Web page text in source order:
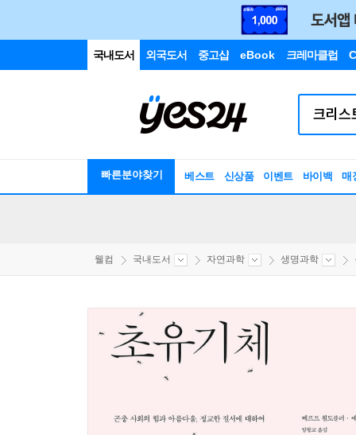
국내도서 외국도서 중고샵 eBook 크레마클럽
빠른분야찾기 베스트 신상품 이벤트 바이백 매
웰컴 국내도서 자연과학 생명과학